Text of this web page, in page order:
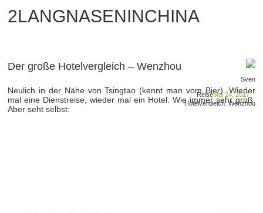
2LANGNASENINCHINA
Der große Hotelvergleich – Wenzhou
Sven
Mai 24, 2017
Reise
Hotelvergleich,Wenzhou
Neulich in der Nähe von Tsingtao (kennt man vom Bier). Wieder
mal eine Dienstreise, wieder mal ein Hotel. Wie immer sehr groß.
Aber seht selbst: